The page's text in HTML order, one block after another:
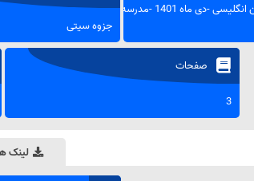
نمونه سوال امتحانی زبان انگلیسی -دی ماه 1401 -مدرسه
جزوه سیتی
صفحات
3
لینک